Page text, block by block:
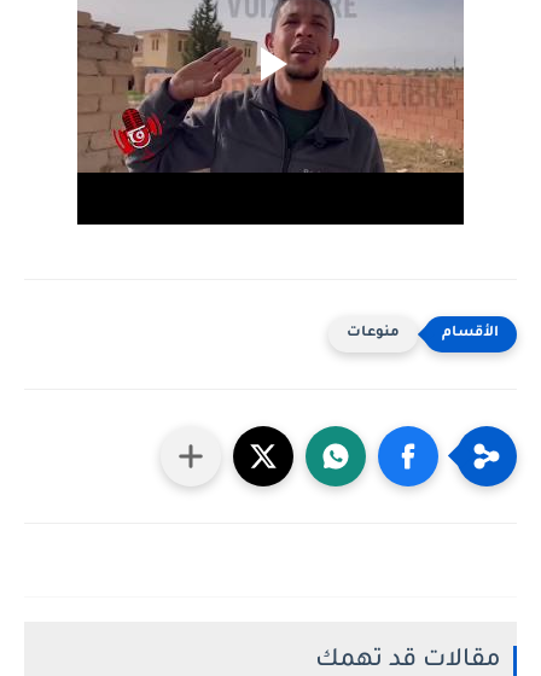
منوعات
مقالات قد تهمك